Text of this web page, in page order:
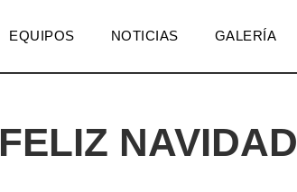
EQUIPOS NOTICIAS GALERÍA
FELIZ NAVIDAD